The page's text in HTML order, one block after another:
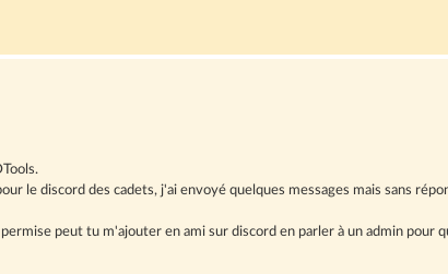
le discord des cadets, j'ai envoyé quelques messages mais sans
peut tu m'ajouter en ami sur discord en parler à un admin pour